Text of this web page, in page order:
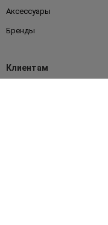
Аксессуары
Бренды
Клиентам